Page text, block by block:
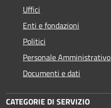
Uffici
Enti e fondazioni
Politici
Personale Amministrativo
Documenti e dati
CATEGORIE DI SERVIZIO